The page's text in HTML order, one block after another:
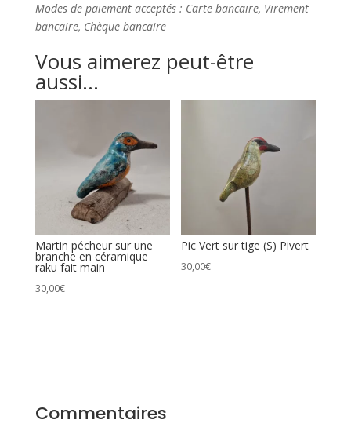
Martin
pêcheur
miniature
Modes de paiement acceptés : Carte bancaire, Virement
bancaire, Chèque bancaire
Vous aimerez peut-être
aussi…
Martin pécheur sur une
branche en céramique
raku fait main
30,00€
Pic Vert sur tige (S) Pivert
30,00€
Commentaires